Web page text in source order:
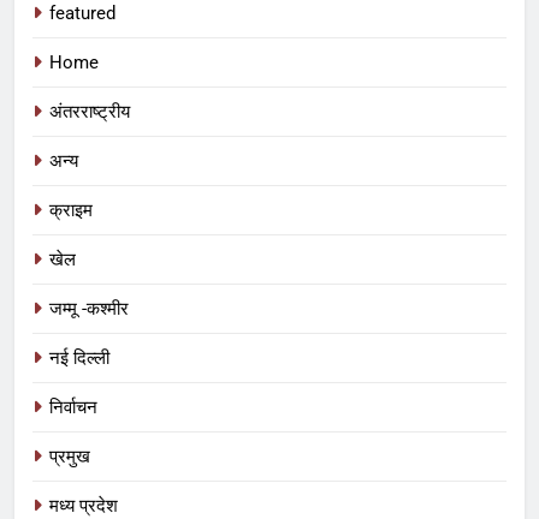
featured
Home
अंतरराष्ट्रीय
अन्य
क्राइम
खेल
जम्मू -कश्मीर
नई दिल्ली
निर्वाचन
प्रमुख
मध्य प्रदेश
5